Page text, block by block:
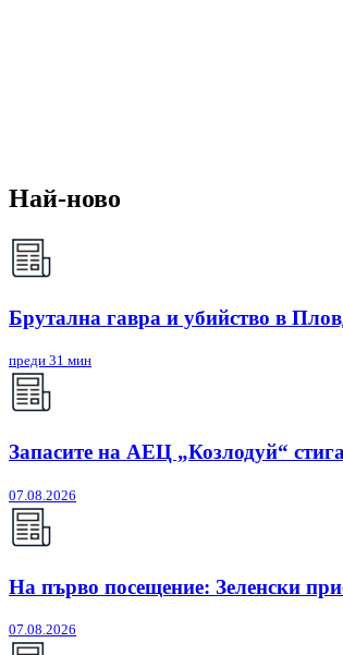
Най-ново
Брутална гавра и убийство в
преди 31 мин
Запасите на АЕЦ „Козлодуй“
07.08.2026
На първо посещение: Зеленски
07.08.2026